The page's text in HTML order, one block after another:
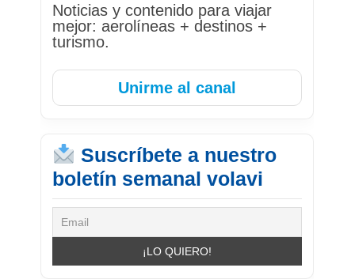
Noticias y contenido para viajar
mejor: aerolíneas + destinos +
turismo.
Unirme al canal
Suscríbete a nuestro
boletín semanal volavi